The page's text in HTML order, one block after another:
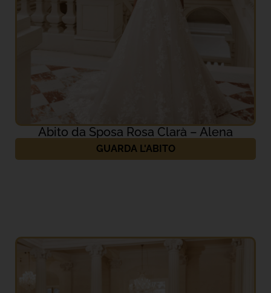
Abito da Sposa Rosa Clarà – Alena
GUARDA L'ABITO